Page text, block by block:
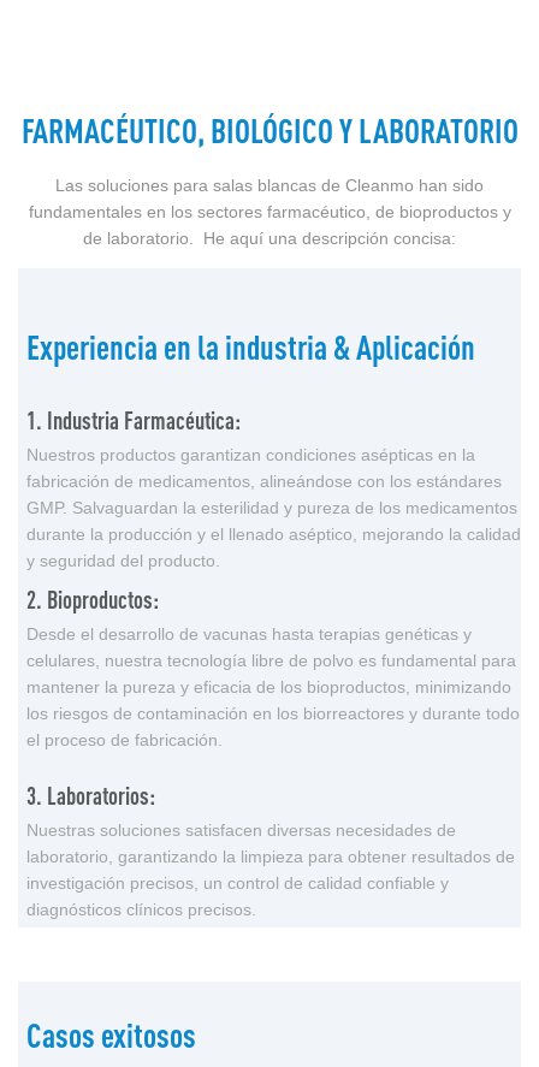
FARMACÉUTICO, BIOLÓGICO Y LABORATORIO
Las soluciones para salas blancas de Cleanmo han sido
fundamentales en los sectores farmacéutico, de bioproductos y
de laboratorio. He aquí una descripción concisa:
Experiencia en la industria & Aplicación
1. Industria Farmacéutica:
Nuestros productos garantizan condiciones asépticas en la
fabricación de medicamentos, alineándose con los estándares
GMP. Salvaguardan la esterilidad y pureza de los medicamentos
durante la producción y el llenado aséptico, mejorando la calidad
y seguridad del producto.
2. Bioproductos:
Desde el desarrollo de vacunas hasta terapias genéticas y
celulares, nuestra tecnología libre de polvo es fundamental para
mantener la pureza y eficacia de los bioproductos, minimizando
los riesgos de contaminación en los biorreactores y durante todo
el proceso de fabricación.
3. Laboratorios:
Nuestras soluciones satisfacen diversas necesidades de
laboratorio, garantizando la limpieza para obtener resultados de
investigación precisos, un control de calidad confiable y
diagnósticos clínicos precisos.
Casos exitosos